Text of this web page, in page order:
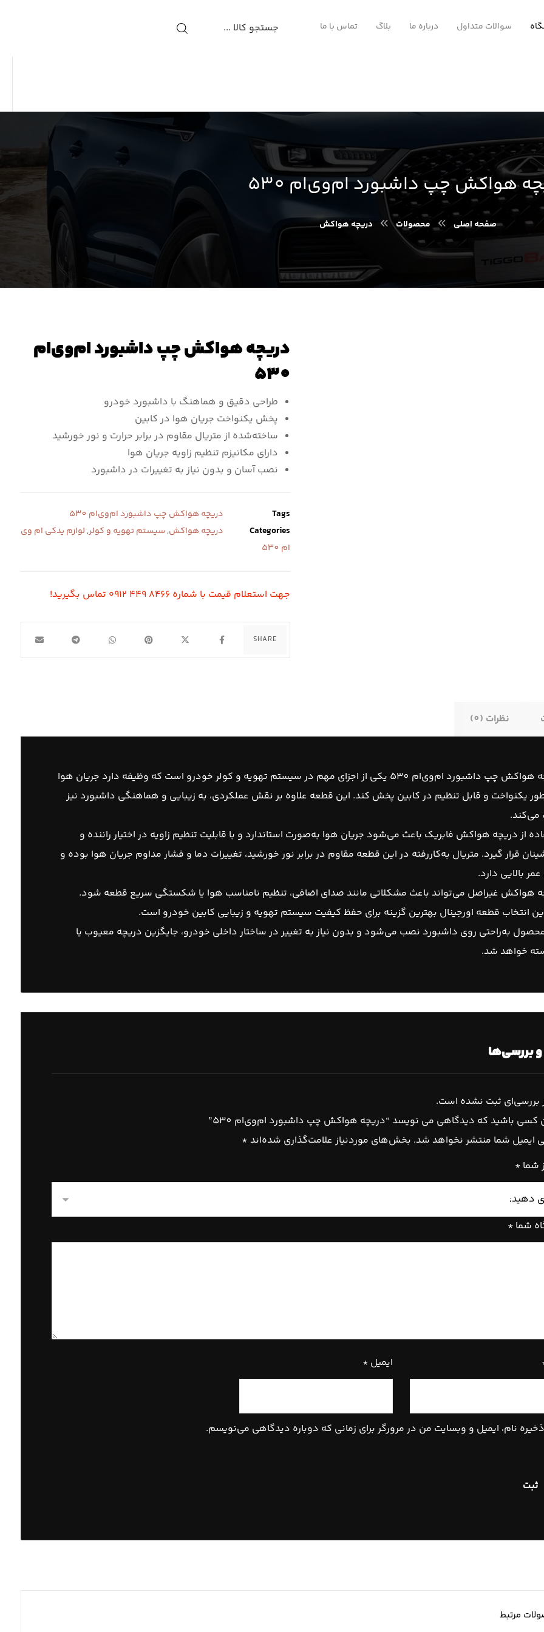
سوالات متداول درباره ما بلاگ تماس با ما
هواکش چپ داشبورد ام‌وی‌ام 530
صفحه اصلی محصولات دریچه هواکش
دریچه هواکش چپ داشبورد ام‌وی‌ام
530
طراحی دقیق و هماهنگ با داشبورد خودرو
پخش یکنواخت جریان هوا در کابین
ساخته‌شده از متریال مقاوم در برابر حرارت و نور خورشید
دارای مکانیزم تنظیم زاویه جریان هوا
نصب آسان و بدون نیاز به تغییرات در داشبورد
Tags
دریچه هواکش چپ داشبورد ام‌وی‌ام 530
Categories
دریچه هواکش,سیستم تهویه و کولر, لوازم یدکی ام وی
ام 530
جهت استعلام قیمت با شماره ۸۴۶۶ ۴۴۹ ۰۹۱۲ تماس بگیرید!
نظرات (0)
دریچه هواکش چپ داشبورد ام‌وی‌ام 530 یکی از اجزای مهم در سیستم تهویه و کولر خودرو است که وظیفه دارد جریان هوا
یکنواخت و قابل تنظیم در کابین پخش کند. این قطعه علاوه بر نقش عملکردی، به زیبایی و هماهنگی داشبورد نیز
از دریچه هواکش فابریک باعث می‌شود جریان هوا به‌صورت استاندارد و با قابلیت تنظیم زاویه در اختیار راننده و
قرار گیرد. متریال به‌کاررفته در این قطعه مقاوم در برابر نور خورشید، تغییرات دما و فشار مداوم جریان هوا بوده و
بالایی دارد.
هواکش غیراصل می‌تواند باعث مشکلاتی مانند صدای اضافی، تنظیم نامناسب هوا یا شکستگی سریع قطعه شود.
انتخاب قطعه اورجینال بهترین گزینه برای حفظ کیفیت سیستم تهویه و زیبایی کابین خودرو است.
به‌راحتی روی داشبورد نصب می‌شود و بدون نیاز به تغییر در ساختار داخلی خودرو، جایگزین دریچه معیوب یا
خواهد شد.
بررسی‌ها
بررسی‌ای ثبت نشده است.
کسی باشید که دیدگاهی می نویسد “دریچه هواکش چپ داشبورد ام‌وی‌ام 530”
ایمیل شما منتشر نخواهد شد. بخش‌های موردنیاز علامت‌گذاری شده‌اند *
شما *
شما *
ایمیل *
ذخیره نام، ایمیل و وبسایت من در مرورگر برای زمانی که دوباره دیدگاهی می‌نویسم.
مرتبط